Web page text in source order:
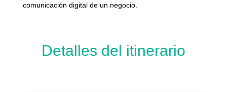
comunicación digital de un negocio.
Detalles del itinerario